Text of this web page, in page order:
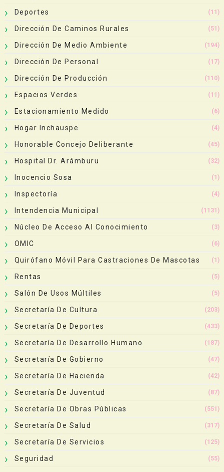
Deportes (11)
Dirección De Caminos Rurales (51)
Dirección De Medio Ambiente (194)
Dirección De Personal (17)
Dirección De Producción (110)
Espacios Verdes (11)
Estacionamiento Medido (6)
Hogar Inchauspe (4)
Honorable Concejo Deliberante (45)
Hospital Dr. Arámburu (32)
Inocencio Sosa (1)
Inspectoría (4)
Intendencia Municipal (1131)
Núcleo De Acceso Al Conocimiento (3)
OMIC (6)
Quirófano Móvil Para Castraciones De Mascotas (1)
Rentas (5)
Salón De Usos Múltiles (5)
Secretaría De Cultura (203)
Secretaría De Deportes (433)
Secretaría De Desarrollo Humano (187)
Secretaría De Gobierno (47)
Secretaría De Hacienda (42)
Secretaría De Juventud (87)
Secretaría De Obras Públicas (551)
Secretaría De Salud (317)
Secretaría De Servicios (125)
Seguridad (55)